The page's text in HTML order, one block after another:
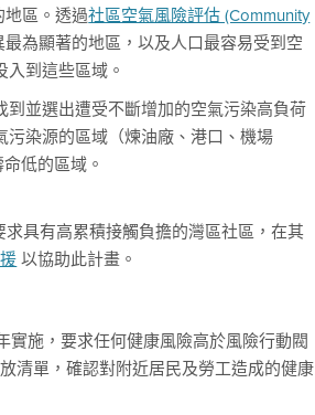
區。透過社區空氣風險評估 (Community
為顯著的地區，以及人口最容易受到空
到這些區域。
到並選出遭受不斷增加的空氣污染高負荷
污染源的區域（煉油廠、港口、機場
低的區域。
求具有高累積接觸負擔的灣區社區，在其
以協助此計畫。
實施，要求任何健康風險高於風險行動閥
清單，確認對附近居民及勞工造成的健康